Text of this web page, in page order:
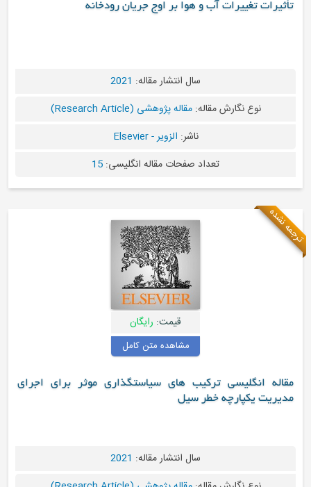
تأثیرات تغییرات آب و هوا بر اوج جریان رودخانه
سال انتشار مقاله: 2021
نوع نگارش مقاله:مقاله پژوهشی (Research Article)
ناشر: الزویر - Elsevier
تعداد صفحات مقاله انگلیسی: 15
ترجمه نشده
قیمت: رایگان
مشاهده متن کامل
مقاله انگلیسی ترکیب های سیاستگذاری موثر برای اجرای
مدیریت یکپارچه خطر سیل
سال انتشار مقاله: 2021